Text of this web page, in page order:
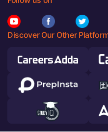
Discover Our Other